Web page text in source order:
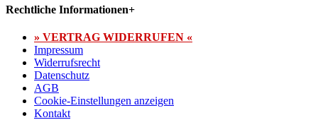
Rechtliche Informationen+
» VERTRAG WIDERRUFEN «
Impressum
Widerrufsrecht
Datenschutz
AGB
Cookie-Einstellungen anzeigen
Kontakt